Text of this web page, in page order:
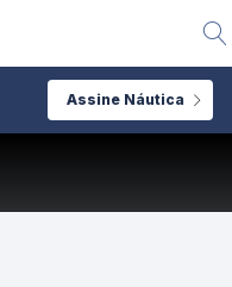
Assine Náutica